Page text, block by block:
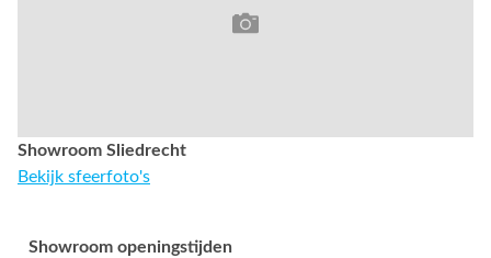
Showroom Sliedrecht
Bekijk sfeerfoto's
Showroom openingstijden